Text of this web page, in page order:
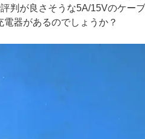
判が良さそうな5A/15Vのケー
電器があるのでしょうか？